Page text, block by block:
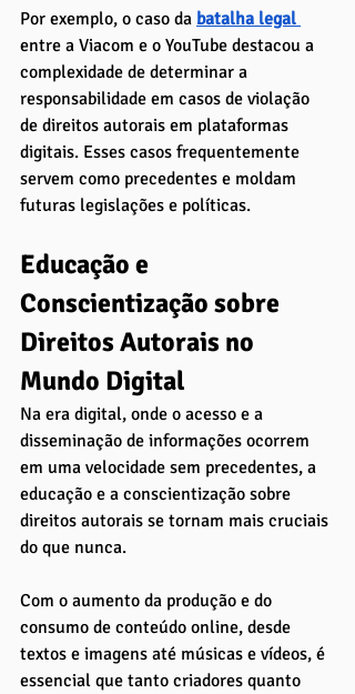
Por exemplo, o caso da batalha legal
entre a Viacom e o YouTube destacou a
complexidade de determinar a
responsabilidade em casos de violação
de direitos autorais em plataformas
digitais. Esses casos frequentemente
servem como precedentes e moldam
futuras legislações e políticas.
Educação e
Conscientização sobre
Direitos Autorais no
Mundo Digital
Na era digital, onde o acesso e a
disseminação de informações ocorrem
em uma velocidade sem precedentes, a
educação e a conscientização sobre
direitos autorais se tornam mais cruciais
do que nunca.
Com o aumento da produção e do
consumo de conteúdo online, desde
textos e imagens até músicas e vídeos, é
essencial que tanto criadores quanto